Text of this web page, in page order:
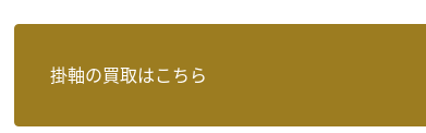
掛軸の買取はこちら